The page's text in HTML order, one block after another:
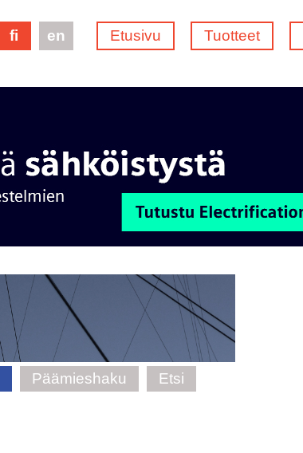
Etusivu Tuotteet
fi en
Päämieshaku Etsi